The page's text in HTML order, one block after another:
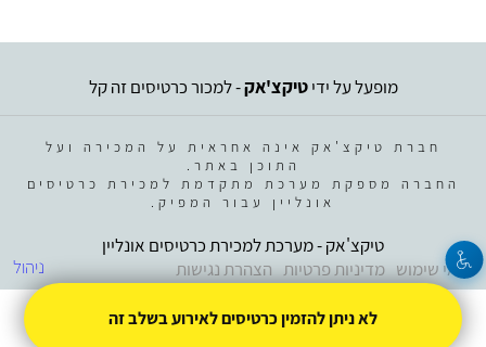
מופעל על ידיטיקצ'אק- למכור כרטיסים זה קל
חברת טיקצ'אק אינה אחראית על המכירה ועל
התוכן באתר.
החברה מספקת מערכת מתקדמת למכירת כרטיסים
אונליין עבור המפיק.
ניהול
טיקצ'אק - מערכת למכירת כרטיסים אונליין
תנאי שימוש מדיניות פרטיות הצהרת נגישות
לא ניתן להזמין כרטיסים לאירוע בשלב זה